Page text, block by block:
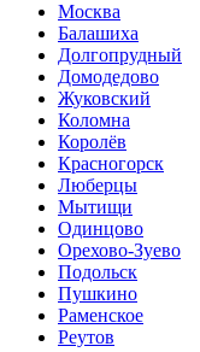
Москва
Балашиха
Долгопрудный
Домодедово
Жуковский
Коломна
Королёв
Красногорск
Люберцы
Мытищи
Одинцово
Орехово-Зуево
Подольск
Пушкино
Раменское
Реутов